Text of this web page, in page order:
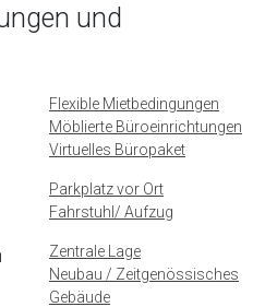
und
Flexible Mietbedingungen
Möblierte Büroeinrichtungen
Virtuelles Büropaket
Parkplatz vor Ort
Fahrstuhl/ Aufzug
Zentrale Lage
Neubau / Zeitgenössisches
Gebäude